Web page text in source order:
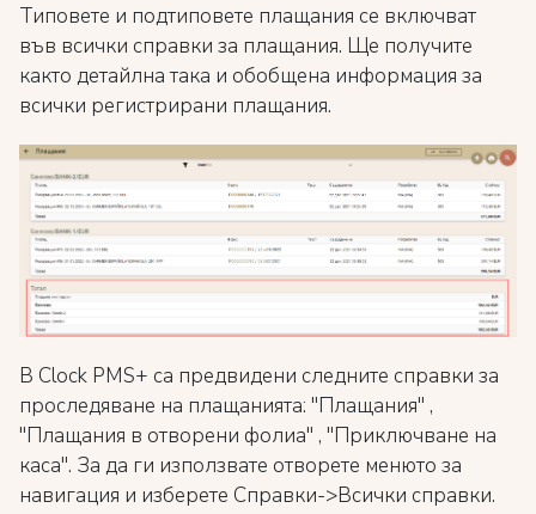
Типовете и подтиповете плащания се включват
във всички справки за плащания. Ще получите
както детайлна така и обобщена информация за
всички регистрирани плащания.
В Clock PMS+ са предвидени следните справки за
проследяване на плащанията: "Плащания" ,
"Плащания в отворени фолиа" , "Приключване на
каса". За да ги използвате отворете менюто за
навигация и изберете Справки->Всички справки.